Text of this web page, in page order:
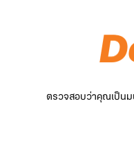
ตรวจสอบว่าคุณเป็นม